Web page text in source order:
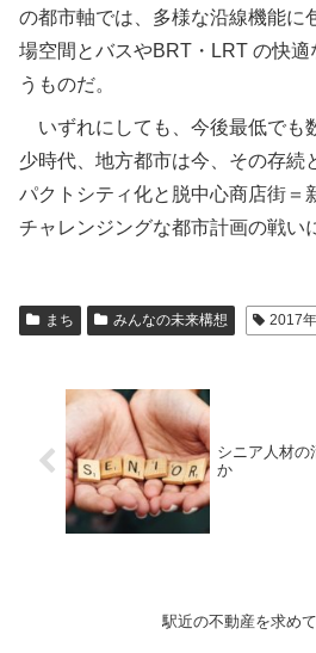
の都市軸では、多様な沿線機能に
場空間とバスやBRT・LRT の快
うものだ。
いずれにしても、今後最低でも
少時代、地方都市は今、その存続
パクトシティ化と脱中心商店街＝
チャレンジングな都市計画の戦い
まち みんなの未来構想 2017年
シニア人材の
か
駅近の不動産を求めて